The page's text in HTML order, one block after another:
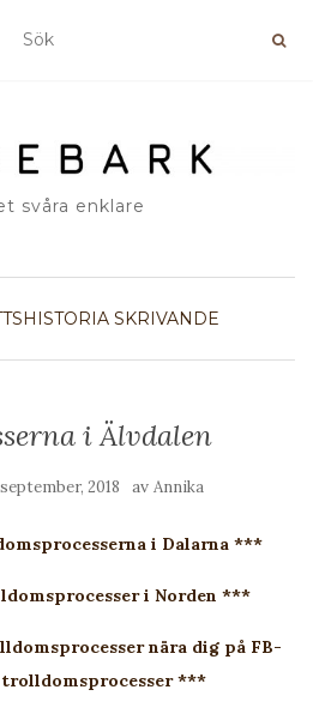
svåra enklare
SKRIVANDE
i Älvdalen
2018 av Annika
i Dalarna ***
i Norden ***
nära dig på FB-
trolldomsprocesser ***